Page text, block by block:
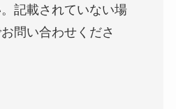
記載されていない場
問い合わせくださ